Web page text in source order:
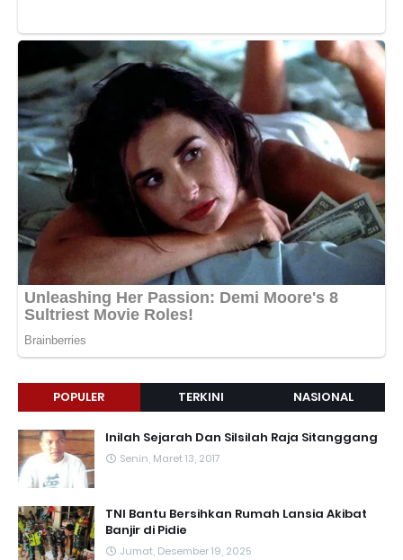
POPULER TERKINI NASIONAL
Inilah Sejarah Dan Silsilah Raja Sitanggang
Senin, Maret 13, 2017
TNI Bantu Bersihkan Rumah Lansia Akibat
Banjir di Pidie
Jumat, Desember 19, 2025